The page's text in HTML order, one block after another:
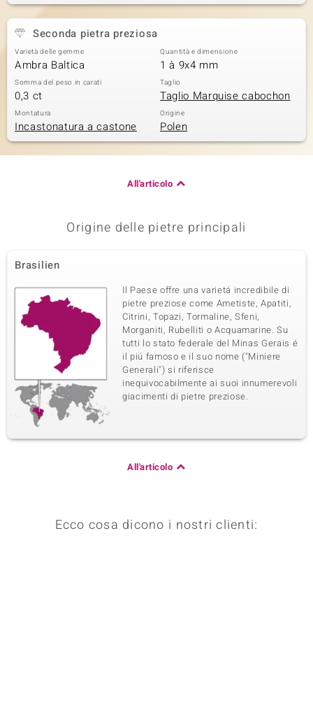
Seconda pietra preziosa
Varietà delle gemme
Ambra Baltica
Quantità e dimensione
1 à 9x4 mm
Somma del peso in carati
0,3 ct
Taglio
Taglio Marquise cabochon
Montatura
Incastonatura a castone
Origine
Polen
All'articolo
Origine delle pietre principali
Brasilien
Il Paese offre una varietá incredibile di
pietre preziose come Ametiste, Apatiti,
Citrini, Topazi, Tormaline, Sfeni,
Morganiti, Rubelliti o Acquamarine. Su
tutti lo stato federale del Minas Gerais é
il piú famoso e il suo nome ("Miniere
Generali") si riferisce
inequivocabilmente ai suoi innumerevoli
giacimenti di pietre preziose.
All'articolo
Ecco cosa dicono i nostri clienti: